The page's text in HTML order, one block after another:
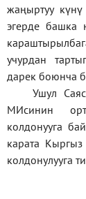
жаңыртуу
эгерде башка
учурдан
дарек боюнча
Ушул
МИсинин
колдонууга
карата
колдонулууга